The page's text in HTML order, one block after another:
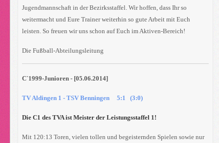
Jugendmannschaft in der Bezirksstaffel. Wir hoffen, dass Ihr so
weitermacht und Eure Trainer weiterhin so gute Arbeit mit Euch
leisten. So freuen wir uns schon auf Euch im Aktiven-Bereich!
Die Fußball-Abteilungsleitung
C`1999-Junioren - [05.06.2014]
TV Aldingen 1 - TSV Benningen 5:1 (3:0)
Die C1 des TVA ist Meister der Leistungsstaffel 1!
Mit 120:13 Toren, vielen tollen und begeisternden Spielen sowie nur